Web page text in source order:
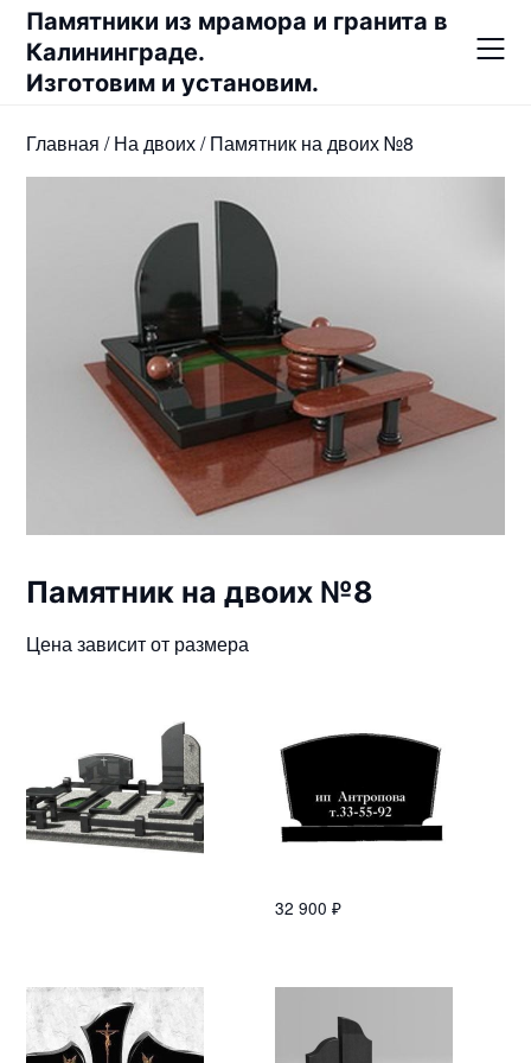
Skip
content
Памятники из мрамора и гранита в
Калининграде.
Изготовим и установим.
Главная /На двоих/ Памятник на двоих №8
Памятник на двоих №8
Цена зависит от размера
32 900₽